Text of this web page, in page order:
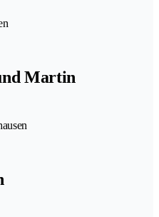
Martin